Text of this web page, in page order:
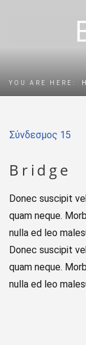
YOU ARE HERE:
Σύνδεσμος 15
Bridge
Donec suscipit
quam neque.
nulla ed leo
Donec suscipit
quam neque.
nulla ed leo